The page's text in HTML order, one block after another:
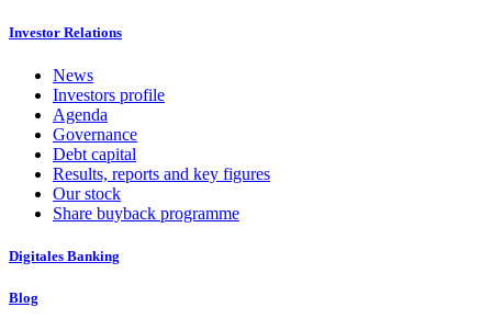
Investor Relations
News
Investors profile
Agenda
Governance
Debt capital
Results, reports and key figures
Our stock
Share buyback programme
Digitales Banking
Blog